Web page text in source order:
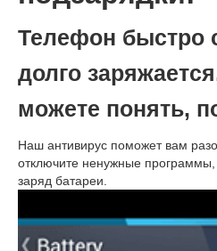
Телефон быстро
долго
можете понять,
Наш антивирус поможет вам
отключите ненужные
заряд батареи.